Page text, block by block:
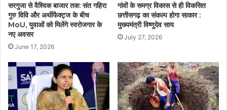
सरगुजा से वैश्विक बाजार तक: संत गहिरा
गुरु विवि और अर्थीफैक्ट्ज के बीच
MoU, युवाओं को मिलेंगे स्वरोजगार के
नए अवसर
June 17, 2026
गांवों के समग्र विकास से ही विकसित
छत्तीसगढ़ का संकल्प होगा साकार :
मुख्यमंत्री विष्णुदेव साय
July 27, 2026